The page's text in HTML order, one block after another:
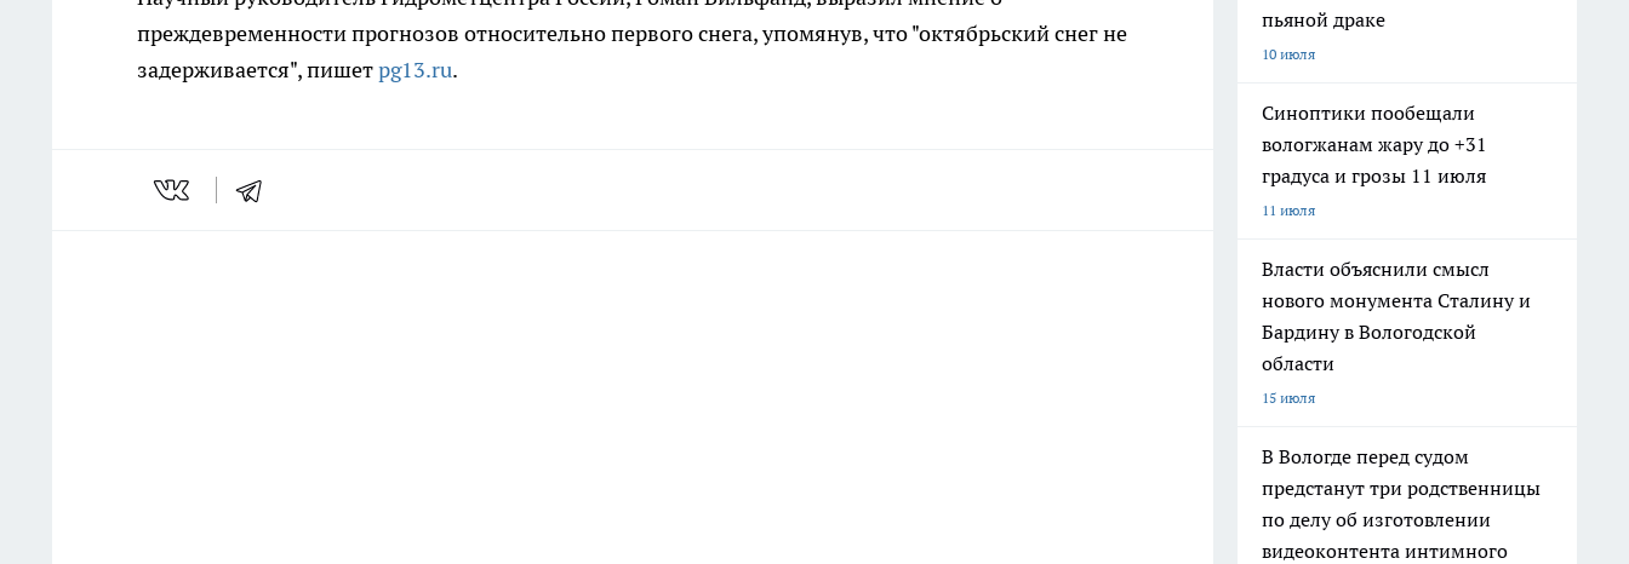
преждевременности прогнозов относительно первого снега, упомянув, что "октябрьский снег не
задерживается", пишетpg13.ru.
пьяной драке
10 июля
Синоптики пообещали
вологжанам жару до +31
градуса и грозы 11 июля
11 июля
Власти объяснили смысл
нового монумента Сталину и
Бардину в Вологодской
области
15 июля
В Вологде перед судом
предстанут три родственницы
по делу об изготовлении
видеоконтента интимного